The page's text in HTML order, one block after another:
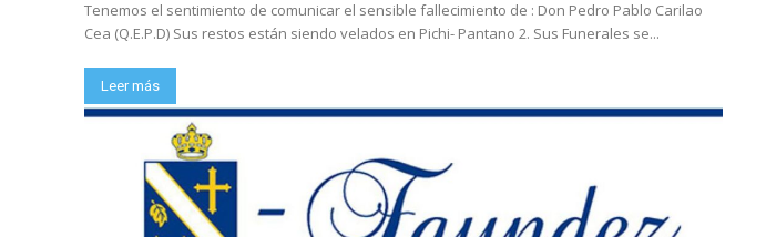
Tenemos el sentimiento de comunicar el sensible fallecimiento de : Don Pedro Pablo Carilao
Cea (Q.E.P.D) Sus restos están siendo velados en Pichi- Pantano 2. Sus Funerales se...
Leer más